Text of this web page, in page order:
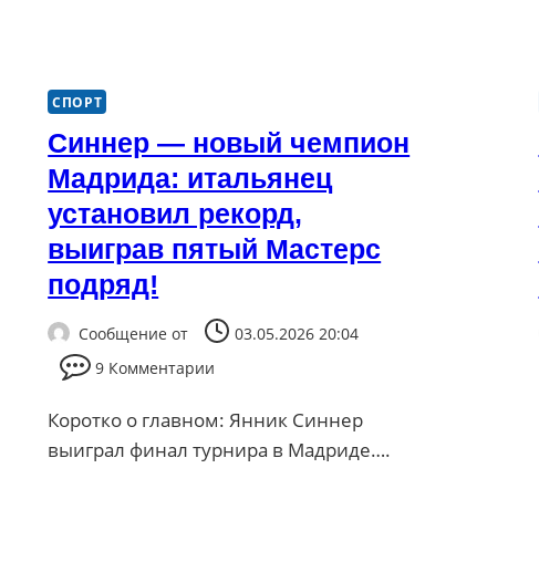
СПОРТ
Синнер — новый чемпион
Мадрида: итальянец
установил рекорд,
выиграв пятый Мастерс
подряд!
Сообщение от
03.05.2026 20:04
9 Комментарии
Коротко о главном: Янник Синнер
выиграл финал турнира в Мадриде….